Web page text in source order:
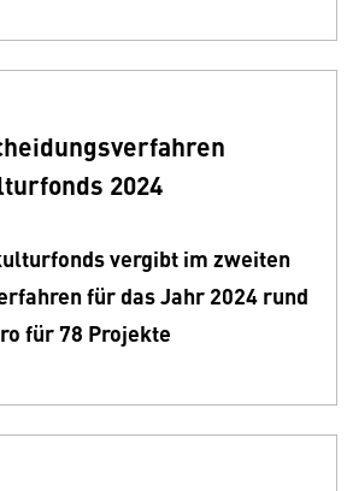
2024
vergibt im zweiten
für das Jahr 2024 rund
für 78 Projekte